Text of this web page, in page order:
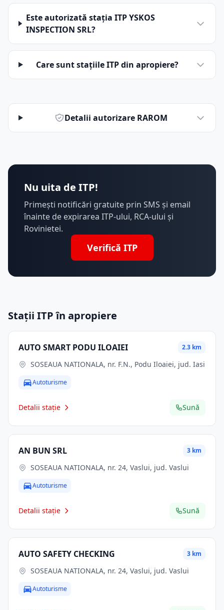
Este autorizată stația ITP YSKOS
INSPECTION SRL?
Care sunt stațiile ITP din apropiere?
Detalii autorizare RAROM
Nu uita de ITP!
Primești notificări gratuite prin SMS și email
înainte de expirarea ITP-ului, RCA-ului și
Rovinietei.
Verifică ITP
Stații ITP în apropiere
AUTO SMART PODU ILOAIEI 2.3 km
SOSEAUA NATIONALA, nr. F.N., Podu Iloaiei, jud. Iasi
Autoturisme
Detalii stație Sună
AN BUN SRL 3 km
SOSEAUA NATIONALA, nr. 24, Vaslui, jud. Vaslui
Autoturisme
Detalii stație Sună
AUTO SAFETY CHECKING 3 km
SOSEAUA NATIONALA, nr. 24, Vaslui, jud. Vaslui
Autoturisme